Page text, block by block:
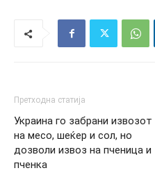
Претходна статија
Украина го забрани извозот
на месо, шеќер и сол, но
дозволи извоз на пченица и
пченка